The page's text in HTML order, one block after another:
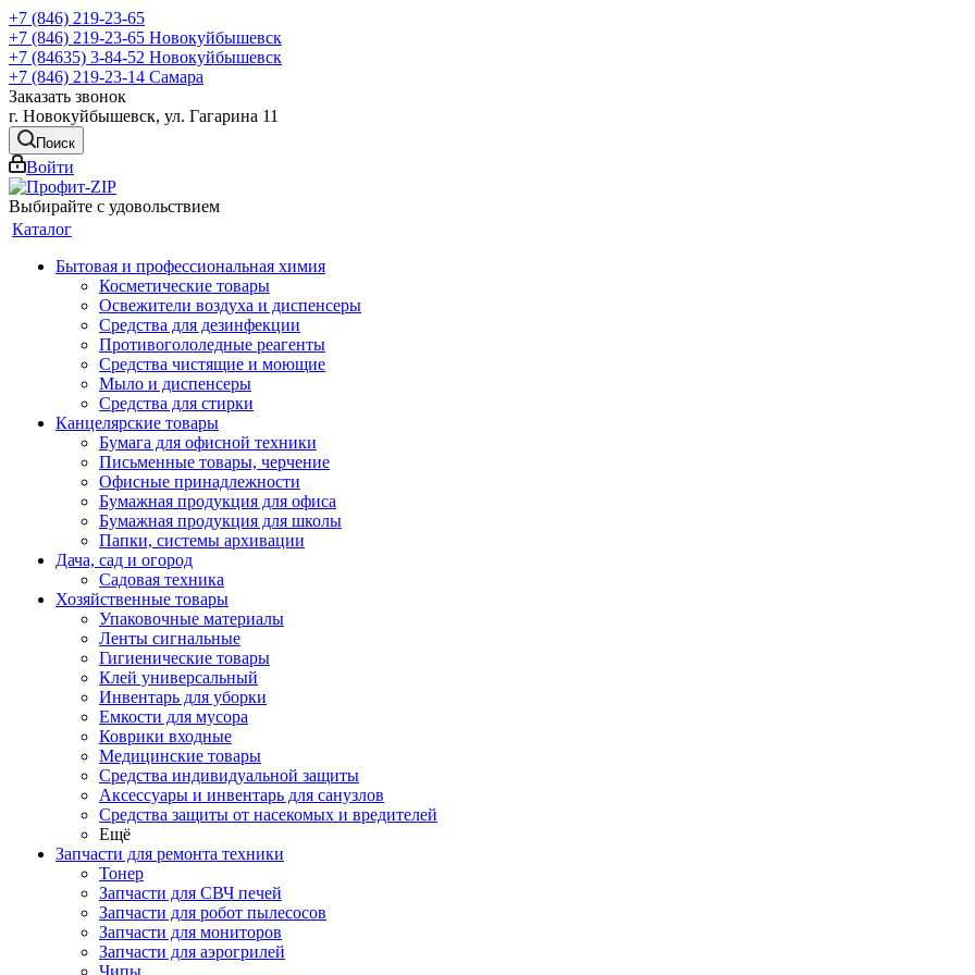
+7 (846) 219-23-65
+7 (846) 219-23-65 Новокуйбышевск
+7 (84635) 3-84-52 Новокуйбышевск
+7 (846) 219-23-14 Самара
Заказать звонок
г. Новокуйбышевск, ул. Гагарина 11
Поиск
Войти
Выбирайте с удовольствием
Каталог
Бытовая и профессиональная химия
Косметические товары
Освежители воздуха и диспенсеры
Средства для дезинфекции
Противогололедные реагенты
Средства чистящие и моющие
Мыло и диспенсеры
Средства для стирки
Канцелярские товары
Бумага для офисной техники
Письменные товары, черчение
Офисные принадлежности
Бумажная продукция для офиса
Бумажная продукция для школы
Папки, системы архивации
Дача, сад и огород
Садовая техника
Хозяйственные товары
Упаковочные материалы
Ленты сигнальные
Гигиенические товары
Клей универсальный
Инвентарь для уборки
Емкости для мусора
Коврики входные
Медицинские товары
Средства индивидуальной защиты
Аксессуары и инвентарь для санузлов
Средства защиты от насекомых и вредителей
Ещё
Запчасти для ремонта техники
Тонер
Запчасти для СВЧ печей
Запчасти для робот пылесосов
Запчасти для мониторов
Запчасти для аэрогрилей
Чипы